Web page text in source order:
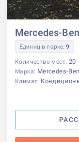
Mercedes-
Единиц в парке:9
Количество мест: 20
Марка: Mercedes-
Климат: